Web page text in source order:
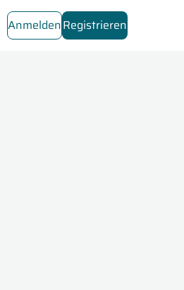
AnmeldenRegistrieren